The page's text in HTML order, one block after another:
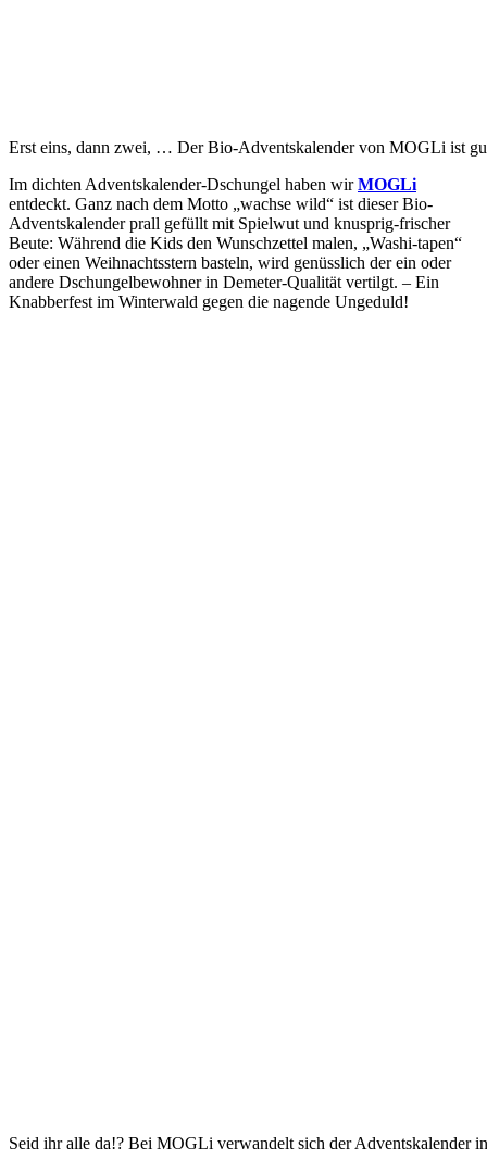
Erst eins, dann zwei, … Der Bio-Adventskalender von MOGLi ist
Im dichten Adventskalender-Dschungel haben wirMOGLi
entdeckt. Ganz nach dem Motto „wachse wild“ ist dieser Bio-
Adventskalender prall gefüllt mit Spielwut und knusprig-frischer
Beute: Während die Kids den Wunschzettel malen, „Washi-tapen“
oder einen Weihnachtsstern basteln, wird genüsslich der ein oder
andere Dschungelbewohner in Demeter-Qualität vertilgt. – Ein
Knabberfest im Winterwald gegen die nagende Ungeduld!
Seid ihr alle da!? Bei MOGLi verwandelt sich der Adventskalender